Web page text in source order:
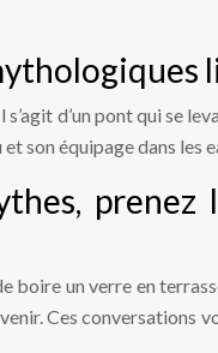
d’un pont qui se
son équipage dans les
boire un verre en
Ces